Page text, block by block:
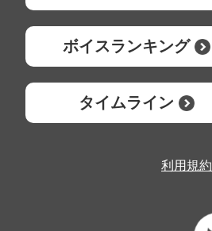
ボイスランキング
タイムライン
利用規約